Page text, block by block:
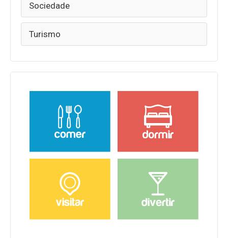
Sociedade
Turismo